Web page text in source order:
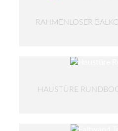
RAHMENLOSER
HAUSTÜRE